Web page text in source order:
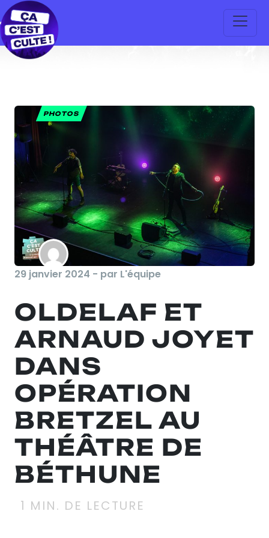
PHOTOS
29 janvier 2024 - par L'équipe
OLDELAF ET
ARNAUD JOYET
DANS
OPÉRATION
BRETZEL AU
THÉÂTRE DE
BÉTHUNE
1 MIN. DE LECTURE